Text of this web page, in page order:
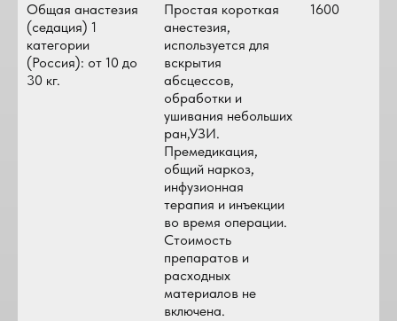
Общая анастезия
(седация) 1
категории
(Россия): от 10 до
30 кг.
Простая короткая
анестезия,
используется для
вскрытия
абсцессов,
обработки и
ушивания небольших
ран,УЗИ.
Премедикация,
общий наркоз,
инфузионная
терапия и инъекции
во время операции.
Стоимость
препаратов и
расходных
материалов не
включена.
1600